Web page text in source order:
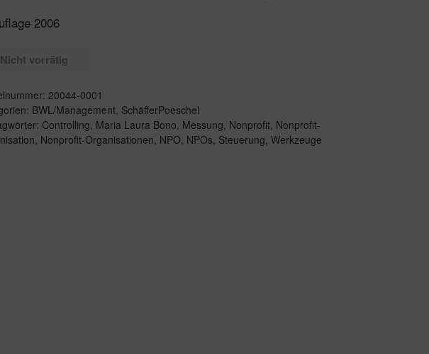
2006
Nicht vorrätig
20044-0001
BWL/Management, SchäfferPoeschel
Controlling, Maria Laura Bono, Messung, Nonprofit, Nonprofit-
, Nonprofit-Organisationen, NPO, NPOs, Steuerung, Werkzeuge